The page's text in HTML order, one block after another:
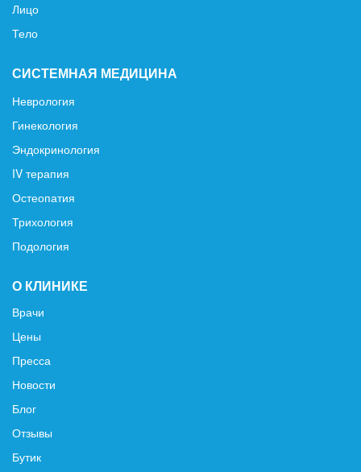
Лицо
Тело
СИСТЕМНАЯ МЕДИЦИНА
Неврология
Гинекология
Эндокринология
IV терапия
Остеопатия
Трихология
Подология
О КЛИНИКЕ
Врачи
Цены
Пресса
Новости
Блог
Отзывы
Бутик